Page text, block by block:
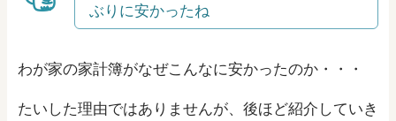
ぶりに安かったね
わが家の家計簿がなぜこんなに安かったのか・・・
たいした理由ではありませんが、後ほど紹介していき